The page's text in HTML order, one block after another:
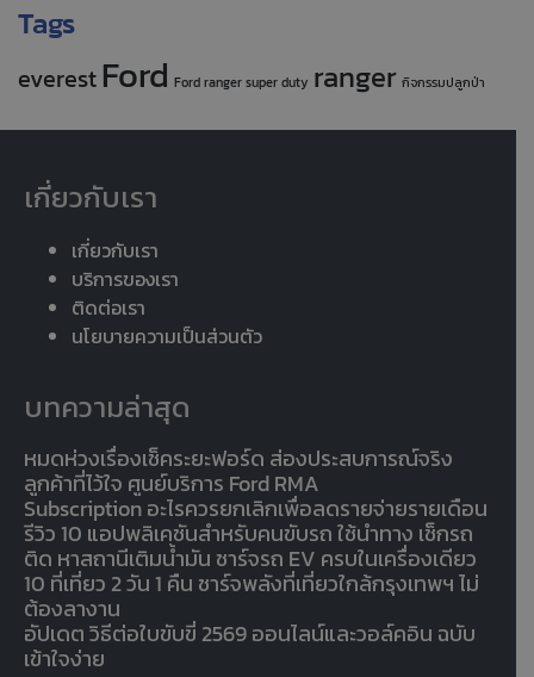
Tags
everest Ford Ford ranger super duty ranger กิจกรรมปลูกป่า
เกี่ยวกับเรา
เกี่ยวกับเรา
บริการของเรา
ติดต่อเรา
นโยบายความเป็นส่วนตัว
บทความล่าสุด
หมดห่วงเรื่องเช็คระยะฟอร์ด ส่องประสบการณ์จริง
ลูกค้าที่ไว้ใจ ศูนย์บริการ Ford RMA
Subscription อะไรควรยกเลิกเพื่อลดรายจ่ายรายเดือน
รีวิว 10 แอปพลิเคชันสำหรับคนขับรถ ใช้นำทาง เช็กรถ
ติด หาสถานีเติมน้ำมัน ชาร์จรถ EV ครบในเครื่องเดียว
10 ที่เที่ยว 2 วัน 1 คืน ชาร์จพลังที่เที่ยวใกล้กรุงเทพฯ ไม่
ต้องลางาน
อัปเดต วิธีต่อใบขับขี่ 2569 ออนไลน์และวอล์คอิน ฉบับ
เข้าใจง่าย